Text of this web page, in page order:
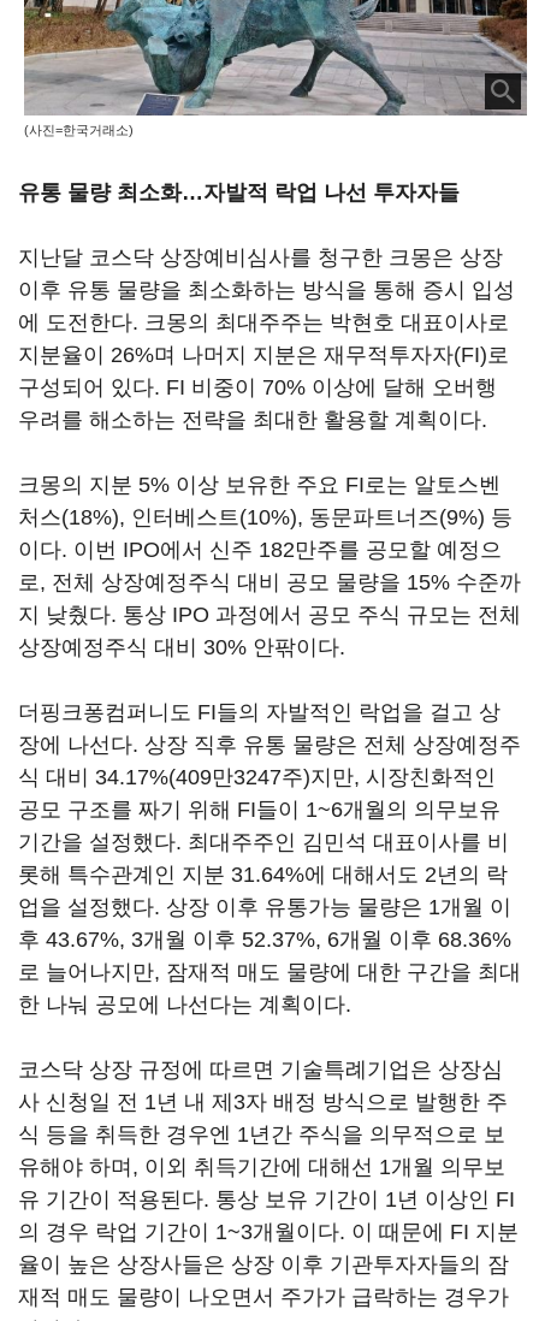
(사진=한국거래소)
유통 물량 최소화…자발적 락업 나선 투자자들
지난달 코스닥 상장예비심사를 청구한 크몽은 상장
이후 유통 물량을 최소화하는 방식을 통해 증시 입성
에 도전한다. 크몽의 최대주주는 박현호 대표이사로
지분율이 26%며 나머지 지분은 재무적투자자(FI)로
구성되어 있다. FI 비중이 70% 이상에 달해 오버행
우려를 해소하는 전략을 최대한 활용할 계획이다.
크몽의 지분 5% 이상 보유한 주요 FI로는 알토스벤
처스(18%), 인터베스트(10%), 동문파트너즈(9%) 등
이다. 이번 IPO에서 신주 182만주를 공모할 예정으
로, 전체 상장예정주식 대비 공모 물량을 15% 수준까
지 낮췄다. 통상 IPO 과정에서 공모 주식 규모는 전체
상장예정주식 대비 30% 안팎이다.
더핑크퐁컴퍼니도 FI들의 자발적인 락업을 걸고 상
장에 나선다. 상장 직후 유통 물량은 전체 상장예정주
식 대비 34.17%(409만3247주)지만, 시장친화적인
공모 구조를 짜기 위해 FI들이 1~6개월의 의무보유
기간을 설정했다. 최대주주인 김민석 대표이사를 비
롯해 특수관계인 지분 31.64%에 대해서도 2년의 락
업을 설정했다. 상장 이후 유통가능 물량은 1개월 이
후 43.67%, 3개월 이후 52.37%, 6개월 이후 68.36%
로 늘어나지만, 잠재적 매도 물량에 대한 구간을 최대
한 나눠 공모에 나선다는 계획이다.
코스닥 상장 규정에 따르면 기술특례기업은 상장심
사 신청일 전 1년 내 제3자 배정 방식으로 발행한 주
식 등을 취득한 경우엔 1년간 주식을 의무적으로 보
유해야 하며, 이외 취득기간에 대해선 1개월 의무보
유 기간이 적용된다. 통상 보유 기간이 1년 이상인 FI
의 경우 락업 기간이 1~3개월이다. 이 때문에 FI 지분
율이 높은 상장사들은 상장 이후 기관투자자들의 잠
재적 매도 물량이 나오면서 주가가 급락하는 경우가